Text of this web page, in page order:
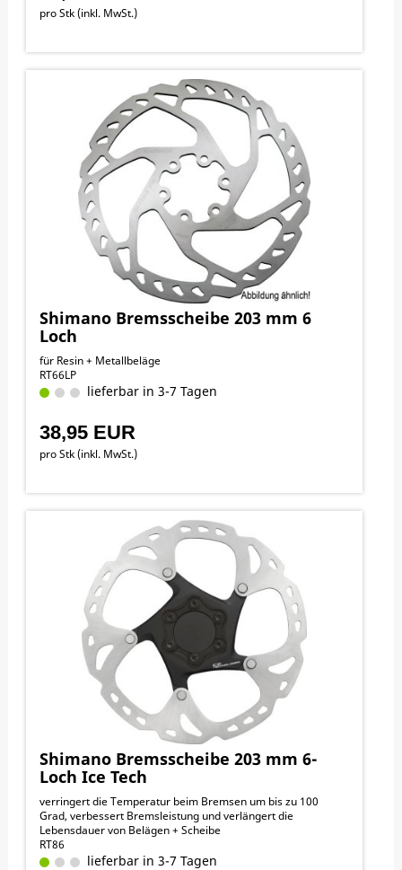
pro Stk (inkl. MwSt.)
Shimano Bremsscheibe 203 mm 6
Loch
für Resin + Metallbeläge
RT66LP
lieferbar in 3-7 Tagen
38,95 EUR
pro Stk (inkl. MwSt.)
Shimano Bremsscheibe 203 mm 6-
Loch Ice Tech
verringert die Temperatur beim Bremsen um bis zu 100
Grad, verbessert Bremsleistung und verlängert die
Lebensdauer von Belägen + Scheibe
RT86
lieferbar in 3-7 Tagen